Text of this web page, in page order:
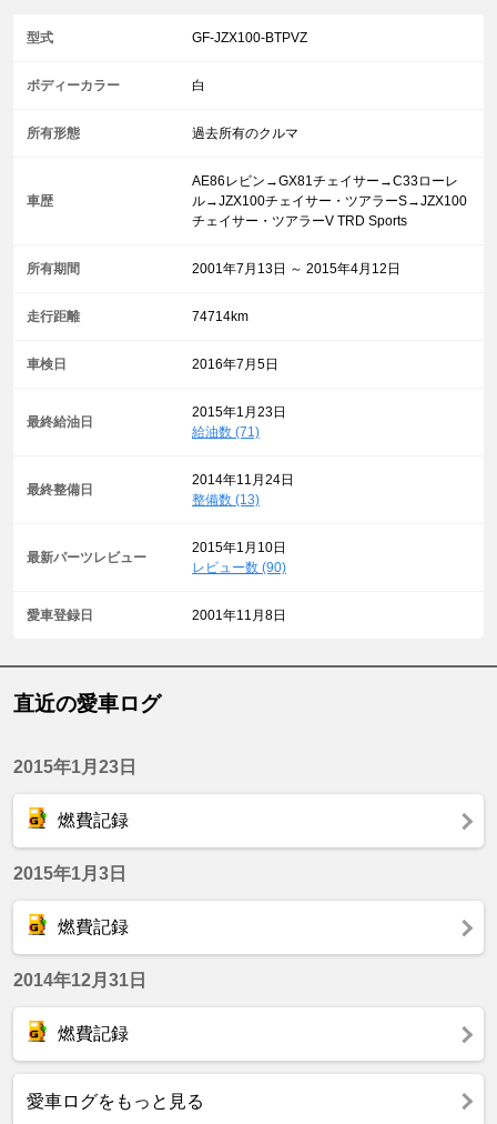
型式 GF-JZX100-BTPVZ
ボディーカラー 白
所有形態 過去所有のクルマ
車歴
AE86レビン→GX81チェイサー→C33ローレ
ル→JZX100チェイサー・ツアラーS→JZX100
チェイサー・ツアラーV TRD Sports
所有期間 2001年7月13日 ～ 2015年4月12日
走行距離 74714km
車検日 2016年7月5日
最終給油日
2015年1月23日
給油数 (71)
最終整備日
2014年11月24日
整備数 (13)
最新パーツレビュー
2015年1月10日
レビュー数 (90)
愛車登録日 2001年11月8日
直近の愛車ログ
2015年1月23日
燃費記録
2015年1月3日
燃費記録
2014年12月31日
燃費記録
愛車ログをもっと見る